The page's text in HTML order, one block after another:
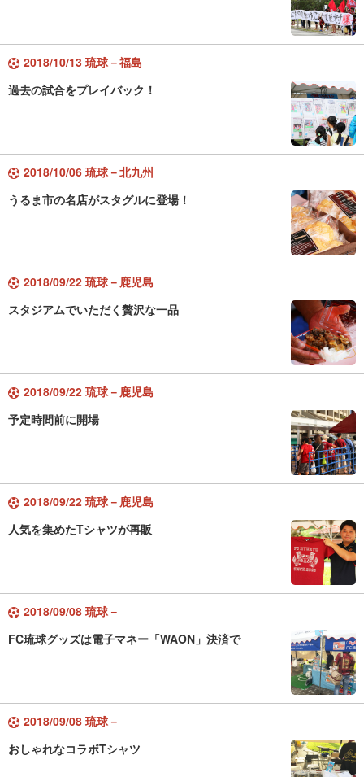
2018/10/13 琉球－福島
過去の試合をプレイバック！
2018/10/06 琉球－北九州
うるま市の名店がスタグルに登場！
2018/09/22 琉球－鹿児島
スタジアムでいただく贅沢な一品
2018/09/22 琉球－鹿児島
予定時間前に開場
2018/09/22 琉球－鹿児島
人気を集めたTシャツが再販
2018/09/08 琉球－
FC琉球グッズは電子マネー「WAON」決済で
2018/09/08 琉球－
おしゃれなコラボTシャツ